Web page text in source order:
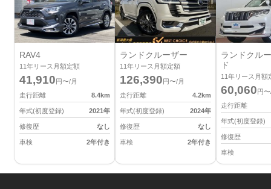
RAV4
11年リース月額定額
41,910円〜/月
走行距離
8.4km
年式(初度登録) 2021年
修復歴 なし
車検 2年付き
ランドクルーザー
11年リース月額定額
126,390円〜/月
走行距離
4.2km
年式(初度登録) 2024年
修復歴 なし
車検 2年付き
ランドクル
ド
11年リース月額
60,060円
走行距離
年式(初度登録)
修復歴
車検